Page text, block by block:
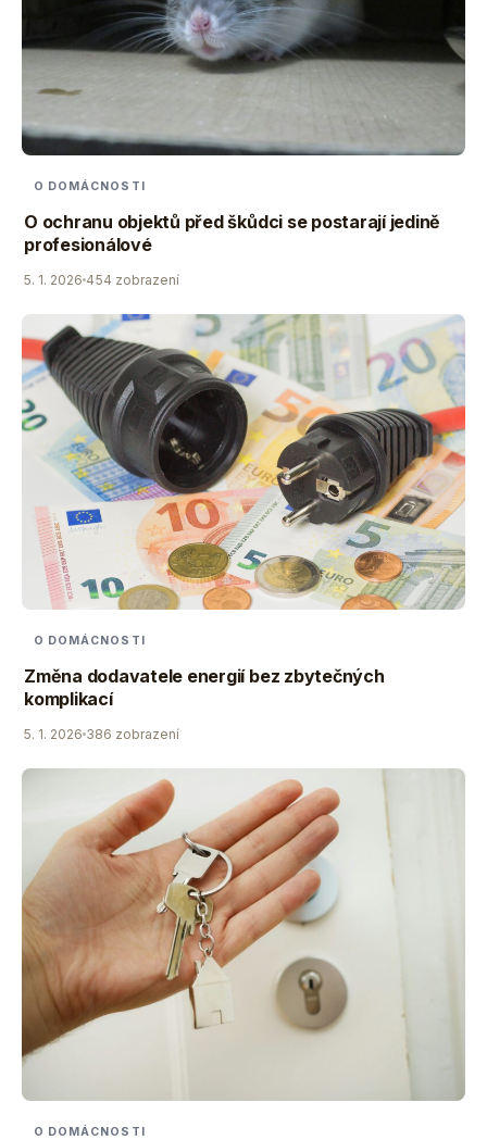
O DOMÁCNOSTI
O ochranu objektů před škůdci se postarají jedině
profesionálové
5. 1. 2026 454 zobrazení
O DOMÁCNOSTI
Změna dodavatele energií bez zbytečných
komplikací
5. 1. 2026 386 zobrazení
O DOMÁCNOSTI